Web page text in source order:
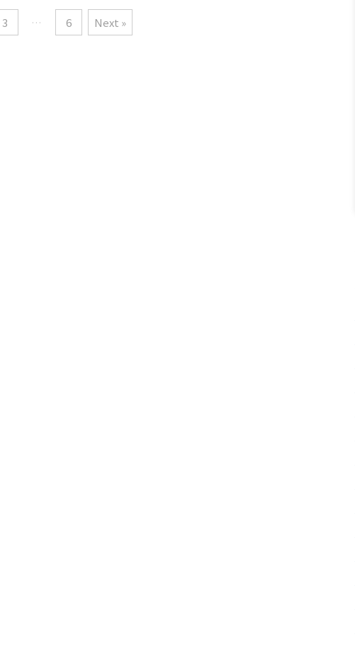
ら記録される？」「企業は結果だ
く、受験中の動きも見ている
んなふうに、SPIのWebテスト
3 … 6 Next »